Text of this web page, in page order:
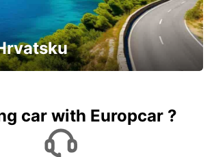
car with Europcar ?